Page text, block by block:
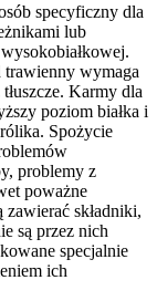
specyficzny dla
lub
trawienny wymaga
Karmy dla
poziom białka i
Spożycie
problemy z
poważne
składniki,
są przez nich
specjalnie
ich